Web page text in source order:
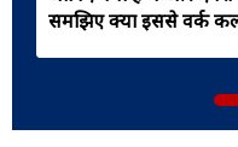
समझिए क्या इससे वर्क